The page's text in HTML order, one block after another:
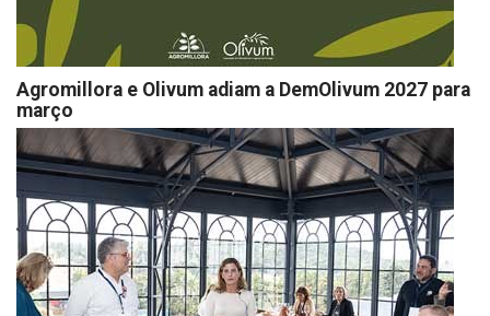
Agromillora e Olivum adiam a DemOlivum 2027 para
março